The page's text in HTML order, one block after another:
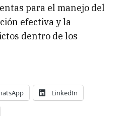
para el manejo del
efectiva y la
dentro de los
LinkedIn